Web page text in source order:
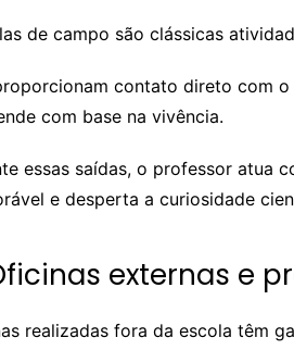
de campo são clássicas
contato direto com
com base na vivência.
essas saídas, o professor atua
e desperta a curiosidade
externas e
realizadas fora da escola têm